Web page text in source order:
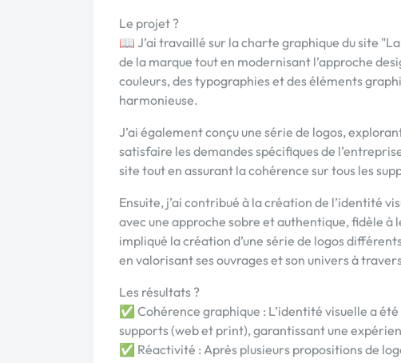
Le projet ?
📖 J’ai travaillé sur la charte graphique du site
de la marque tout en modernisant l’approche
couleurs, des typographies et des éléments
harmonieuse.
J’ai également conçu une série de logos,
satisfaire les demandes spécifiques de
site tout en assurant la cohérence sur tous les
Ensuite, j’ai contribué à la création de l’identité
avec une approche sobre et authentique, fidèle
impliqué la création d’une série de logos
en valorisant ses ouvrages et son univers à
Les résultats ?
✅ Cohérence graphique : L’identité visuelle a
supports (web et print), garantissant une
✅ Réactivité : Après plusieurs propositions de